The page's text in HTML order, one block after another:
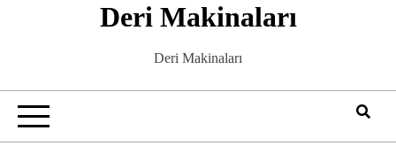
Deri Makinaları
Deri Makinaları